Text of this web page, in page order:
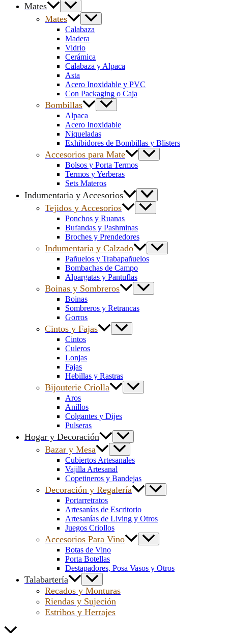
Mates
Mates
Calabaza
Madera
Vidrio
Cerámica
Calabaza y Alpaca
Asta
Acero Inoxidable y PVC
Con Packaging o Caja
Bombillas
Alpaca
Acero Inoxidable
Niqueladas
Exhibidores de Bombillas y Blisters
Accesorios para Mate
Bolsos y Porta Termos
Termos y Yerberas
Sets Materos
Indumentaria y Accesorios
Tejidos y Accesorios
Ponchos y Ruanas
Bufandas y Pashminas
Broches y Prendedores
Indumentaria y Calzado
Pañuelos y Trabapañuelos
Bombachas de Campo
Alpargatas y Pantuflas
Boinas y Sombreros
Boinas
Sombreros y Retrancas
Gorros
Cintos y Fajas
Cintos
Culeros
Lonjas
Fajas
Hebillas y Rastras
Bijouterie Criolla
Aros
Anillos
Colgantes y Dijes
Pulseras
Hogar y Decoración
Bazar y Mesa
Cubiertos Artesanales
Vajilla Artesanal
Copetineros y Bandejas
Decoración y Regalería
Portarretratos
Artesanías de Escritorio
Artesanías de Living y Otros
Juegos Criollos
Accesorios Para Vino
Botas de Vino
Porta Botellas
Destapadores, Posa Vasos y Otros
Talabartería
Recados y Monturas
Riendas y Sujeción
Estribos y Herrajes